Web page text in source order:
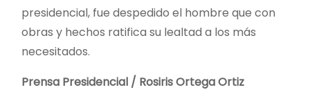
presidencial, fue despedido el hombre que con
obras y hechos ratifica su lealtad a los más
necesitados.
Prensa Presidencial / Rosiris Ortega Ortiz